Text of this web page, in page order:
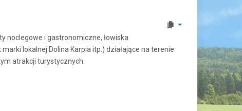
noclegowe i gastronomiczne, łowiska
lokalnej Dolina Karpia itp.) działające na terenie
atrakcji turystycznych.